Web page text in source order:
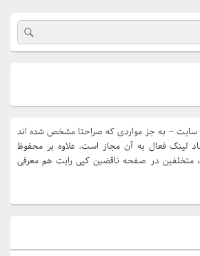
سایت – به جز مواردی که صراحتا مشخص شده اند
لینک فعال به آن مجاز است. علاوه بر محفوظ
متخلفین در صفحه ناقضین کپی رایت هم معرفی